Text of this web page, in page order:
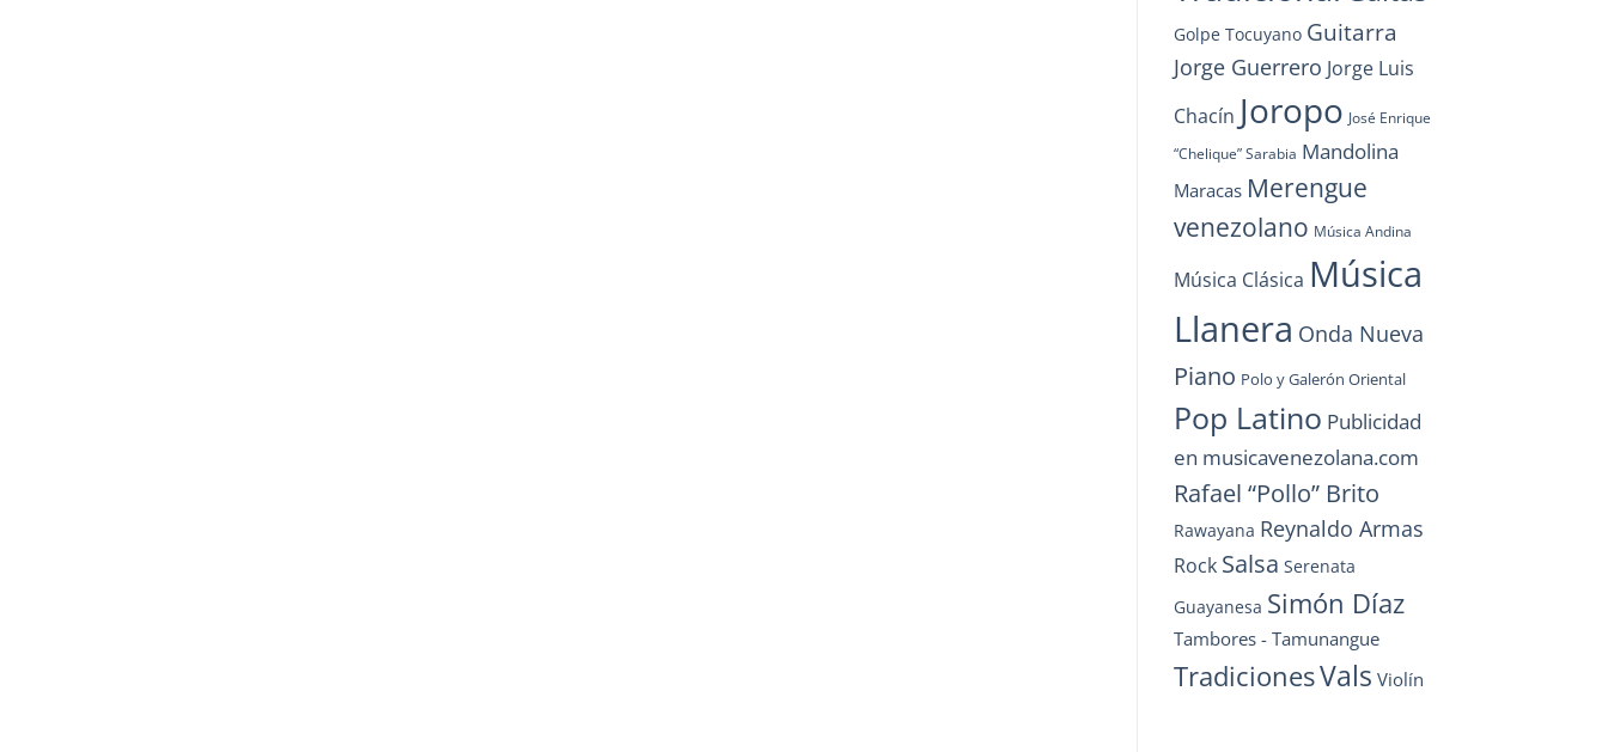
Golpe Tocuyano Guitarra
Jorge Guerrero Jorge Luis
Chacín Joropo José Enrique
“Chelique” Sarabia Mandolina
Maracas Merengue
venezolano Música Andina
Música Clásica Música
Llanera Onda Nueva
Piano Polo y Galerón Oriental
Pop Latino Publicidad
en musicavenezolana.com
Rafael “Pollo” Brito
Rawayana Reynaldo Armas
Rock Salsa Serenata
Guayanesa Simón Díaz
Tambores - Tamunangue
TradicionesVals Violín